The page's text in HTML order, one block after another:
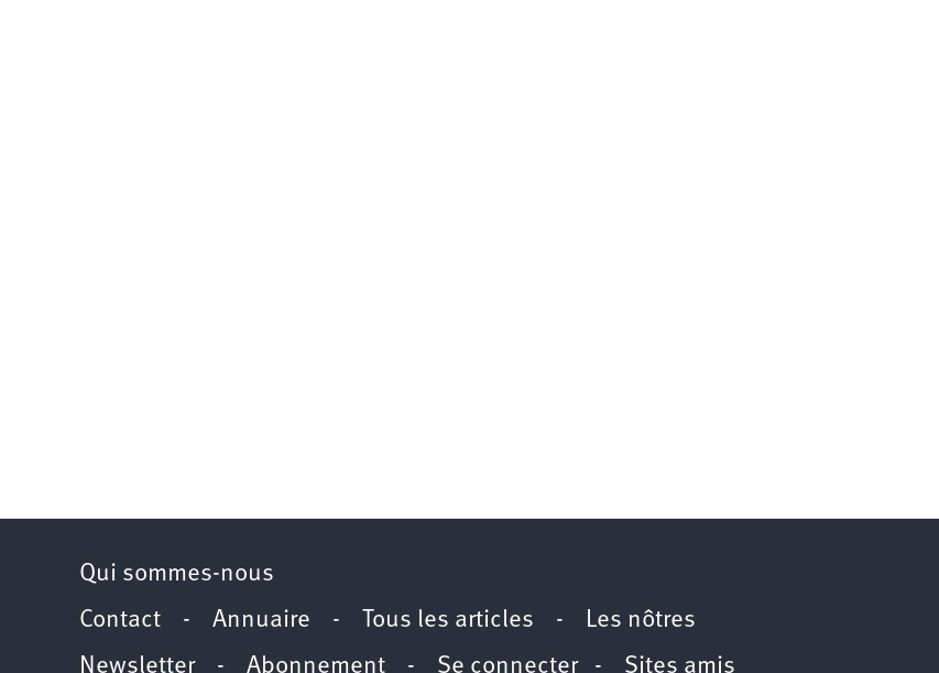
Qui sommes-nous
Contact - Annuaire - Tous les articles - Les nôtres
Newsletter- Abonnement - Se connecter- Sites amis